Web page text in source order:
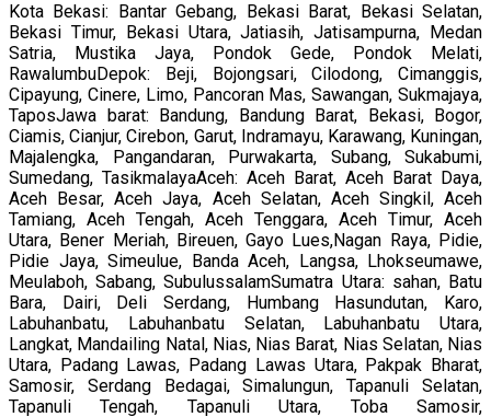
Kota Bekasi: Bantar Gebang, Bekasi Barat, Bekasi Selatan,
Bekasi Timur, Bekasi Utara, Jatiasih, Jatisampurna, Medan
Satria, Mustika Jaya, Pondok Gede, Pondok Melati,
RawalumbuDepok: Beji, Bojongsari, Cilodong, Cimanggis,
Cipayung, Cinere, Limo, Pancoran Mas, Sawangan, Sukmajaya,
TaposJawa barat: Bandung, Bandung Barat, Bekasi, Bogor,
Ciamis, Cianjur, Cirebon, Garut, Indramayu, Karawang, Kuningan,
Majalengka, Pangandaran, Purwakarta, Subang, Sukabumi,
Sumedang, TasikmalayaAceh: Aceh Barat, Aceh Barat Daya,
Aceh Besar, Aceh Jaya, Aceh Selatan, Aceh Singkil, Aceh
Tamiang, Aceh Tengah, Aceh Tenggara, Aceh Timur, Aceh
Utara, Bener Meriah, Bireuen, Gayo Lues,Nagan Raya, Pidie,
Pidie Jaya, Simeulue, Banda Aceh, Langsa, Lhokseumawe,
Meulaboh, Sabang, SubulussalamSumatra Utara: sahan, Batu
Bara, Dairi, Deli Serdang, Humbang Hasundutan, Karo,
Labuhanbatu, Labuhanbatu Selatan, Labuhanbatu Utara,
Langkat, Mandailing Natal, Nias, Nias Barat, Nias Selatan, Nias
Utara, Padang Lawas, Padang Lawas Utara, Pakpak Bharat,
Samosir, Serdang Bedagai, Simalungun, Tapanuli Selatan,
Tapanuli Tengah, Tapanuli Utara, Toba Samosir,